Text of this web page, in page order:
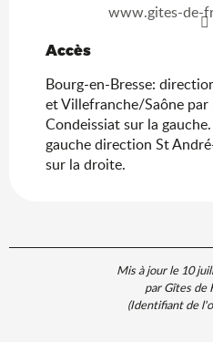
www.gites-de-
Accès
Accès
Bourg-en-Bresse:
et Villefranche/Saône par
Condeissiat sur la
gauche direction St
sur la droite.
Mis à jour le 10
par Gîtes de
(Identifiant de